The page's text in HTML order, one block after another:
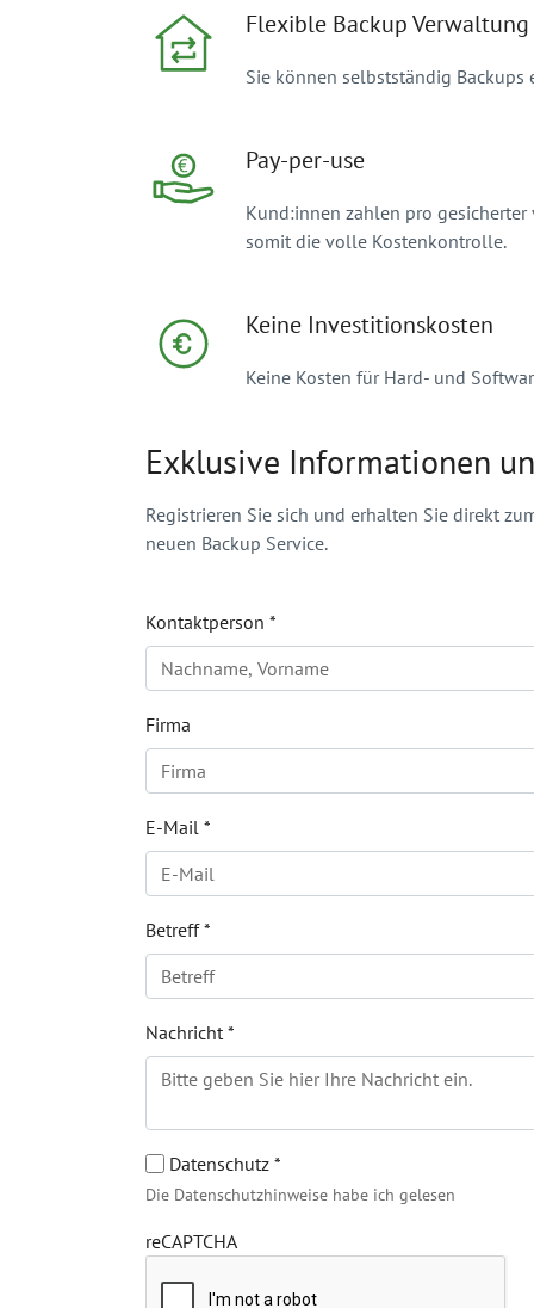
Flexible Backup Verwaltung
Sie können selbstständig
Pay-per-use
Kund:innen zahlen pro
somit die volle Kostenkontrolle.
Keine Investitionskosten
Keine Kosten für Hard- und
Exklusive Informationen
Registrieren Sie sich und erhalten Sie direkt
neuen Backup Service.
Kontaktperson *
Firma
E-Mail *
Betreff*
Nachricht*
Datenschutz *
Die Datenschutzhinweise habe ich gelesen
reCAPTCHA